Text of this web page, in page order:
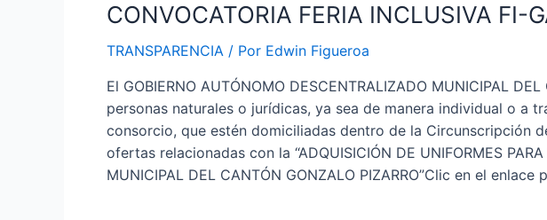
CONVOCATORIA FERIA INCLUSIVA FI-
TRANSPARENCIA / Por Edwin Figueroa
El GOBIERNO AUTÓNOMO DESCENTRALIZADO MUNICIPAL
personas naturales o jurídicas, ya sea de manera individual o a
consorcio, que estén domiciliadas dentro de la Circunscripción
ofertas relacionadas con la “ADQUISICIÓN DE UNIFORMES
MUNICIPAL DEL CANTÓN GONZALO PIZARRO”Clic en el